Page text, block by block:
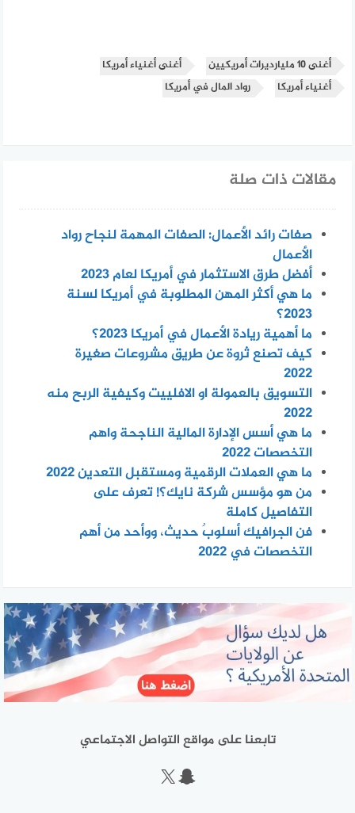
أغنى 10 مليارديرات أمريكيين
أغنى أغنياء أمريكا
أغنياء أمريكا
رواد المال في أمريكا
مقالات ذات صلة
صفات رائد الأعمال: الصفات المهمة لنجاح رواد
الأعمال
أفضل طرق الاستثمار في أمريكا لعام 2023
ما هي أكثر المهن المطلوبة في أمريكا لسنة
2023؟
ما أهمية ريادة الأعمال في أمريكا 2023؟
كيف تصنع ثروة عن طريق مشروعات صغيرة
2022
التسويق بالعمولة او الافلييت وكيفية الربح منه
2022
ما هي أسس الإدارة المالية الناجحة واهم
التخصصات 2022
ما هي العملات الرقمية ومستقبل التعدين 2022
من هو مؤسس شركة نايك؟! تعرف على
التفاصيل كاملة
فن الجرافيك أسلوبٌ حديث، ووأحد من أهم
التخصصات في 2022
تابعنا على مواقع التواصل الاجتماعي
سناب شات
إكس